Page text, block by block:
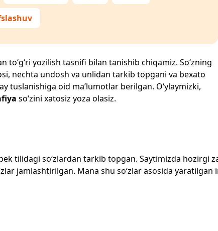
to‘g‘ri yozilish tasnifi bilan tanishib chiqamiz. So‘zning
nechta undosh va unlidan tarkib topgani va bexato
tuslanishiga oid ma’lumotlar berilgan. O‘ylaymizki,
so‘zini xatosiz yoza olasiz.
tilidagi so‘zlardan tarkib topgan. Saytimizda hozirgi
jamlashtirilgan. Mana shu so‘zlar asosida yaratilgan